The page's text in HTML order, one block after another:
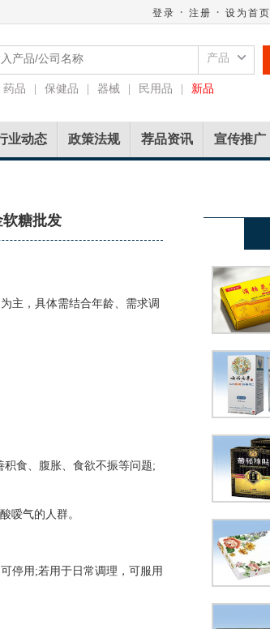
登录 · 注册 · 设为首页
产品
药品 保健品 器械 民用品 新品
业动态 政策法规 荐品资讯 宣传推广
糖批发
主，具体需结合年龄、需求调
积食、腹胀、食欲不振等问题;
嗳气的人群。
停用;若用于日常调理，可服用